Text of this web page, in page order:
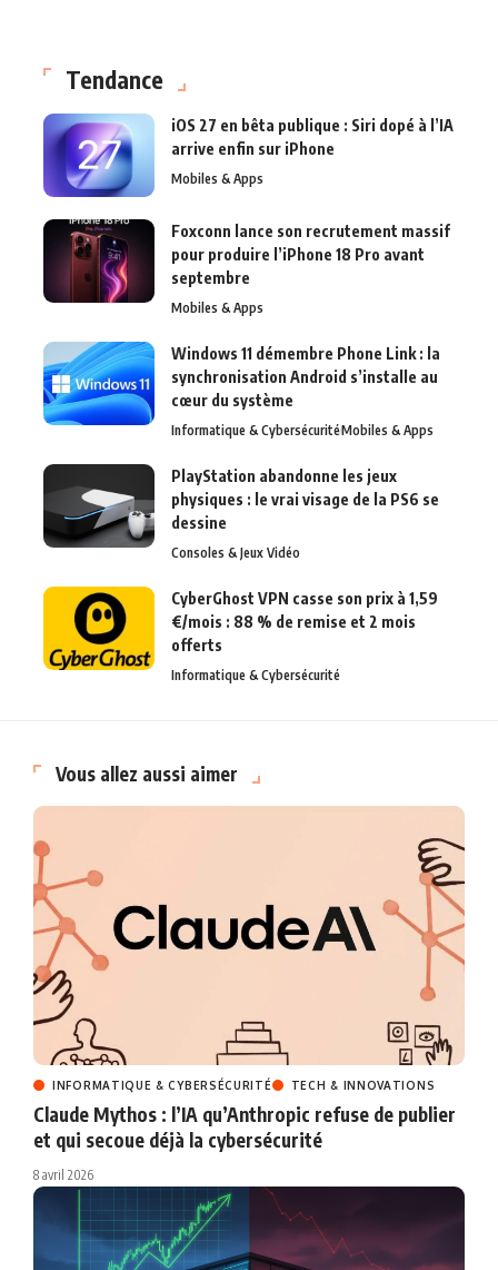
Tendance
iOS 27 en bêta publique : Siri dopé à l’IA
arrive enfin sur iPhone
Mobiles & Apps
Foxconn lance son recrutement massif
pour produire l’iPhone 18 Pro avant
septembre
Mobiles & Apps
Windows 11 démembre Phone Link : la
synchronisation Android s’installe au
cœur du système
Informatique & CybersécuritéMobiles & Apps
PlayStation abandonne les jeux
physiques : le vrai visage de la PS6 se
dessine
Consoles & Jeux Vidéo
CyberGhost VPN casse son prix à 1,59
€/mois : 88 % de remise et 2 mois
offerts
Informatique & Cybersécurité
Vous allez aussi aimer
INFORMATIQUE & CYBERSÉCURITÉ TECH & INNOVATIONS
Claude Mythos : l’IA qu’Anthropic refuse de publier
et qui secoue déjà la cybersécurité
8 avril 2026